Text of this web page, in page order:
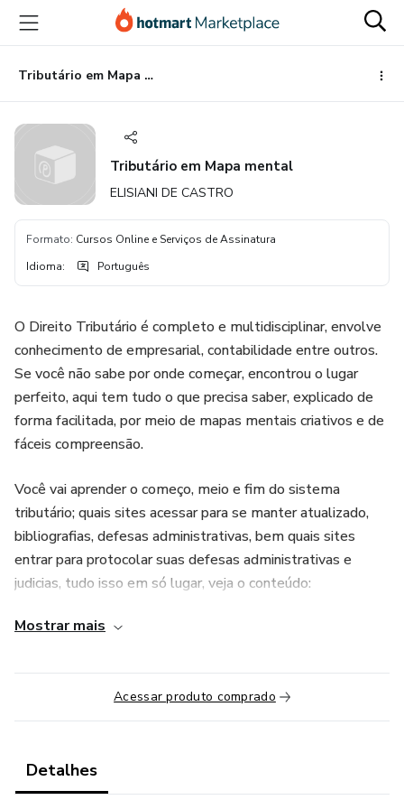
para
conteúdo
principal
para
pagamento
para
rodapé
Tributário em Mapa mental
Tributário em Mapa mental
ELISIANI DE CASTRO
Formato: Cursos Online e Serviços de Assinatura
Idioma: Português
O Direito Tributário é completo e multidisciplinar, envolve
conhecimento de empresarial, contabilidade entre outros.
Se você não sabe por onde começar, encontrou o lugar
perfeito, aqui tem tudo o que precisa saber, explicado de
forma facilitada, por meio de mapas mentais criativos e de
fáceis compreensão.
Você vai aprender o começo, meio e fim do sistema
tributário; quais sites acessar para se manter atualizado,
bibliografias, defesas administrativas, bem quais sites
entrar para protocolar suas defesas administrativas e
judicias, tudo isso em só lugar, veja o conteúdo:
1. NOÇÕES INTRODUTÓRIAS
1.1 Mapas mentais com conceitos estruturais;
1.2 Mapa mental com as Espécies de tributos e sua
1.3 Legislação pertinente de cada tributo;
Mostrar mais
Acessar produto comprado
Detalhes